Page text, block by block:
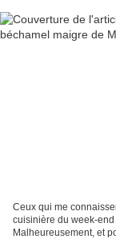
Ceux qui me
cuisinière du week-
Malheureusement, et